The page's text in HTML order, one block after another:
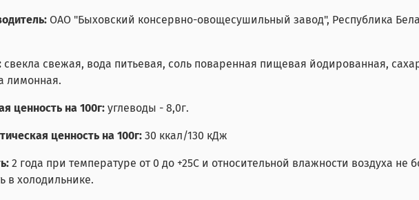
ОАО "Быховский консервно-овощесушильный завод", Республика
свекла свежая, вода питьевая, соль поваренная пищевая йодированная,
лимонная.
ценность на 100г:углеводы - 8,0г.
ценность на 100г:30 ккал/130 кДж
2 года при температуре от 0 до +25С и относительной влажности воздуха не
в холодильнике.